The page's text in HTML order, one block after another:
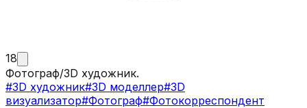
18
Фотограф/3D художник.
#3D художник#3D моделлер#3D
визуализатор#Фотограф#Фотокорреспондент